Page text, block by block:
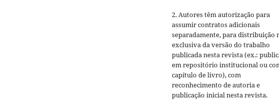
2. Autores têm autorização para
assumir contratos adicionais
separadamente, para distribuição
exclusiva da versão do trabalho
publicada nesta revista (ex.:
em repositório institucional ou
capítulo de livro), com
reconhecimento de autoria e
publicação inicial nesta revista.